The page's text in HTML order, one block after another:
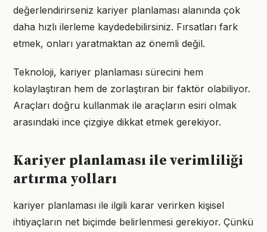
değerlendirirseniz kariyer planlaması alanında çok
daha hızlı ilerleme kaydedebilirsiniz. Fırsatları fark
etmek, onları yaratmaktan az önemli değil.
Teknoloji, kariyer planlaması sürecini hem
kolaylaştıran hem de zorlaştıran bir faktör olabiliyor.
Araçları doğru kullanmak ile araçların esiri olmak
arasındaki ince çizgiye dikkat etmek gerekiyor.
Kariyer planlaması ile verimliliği
artırma yolları
kariyer planlaması ile ilgili karar verirken kişisel
ihtiyaçların net biçimde belirlenmesi gerekiyor. Çünkü